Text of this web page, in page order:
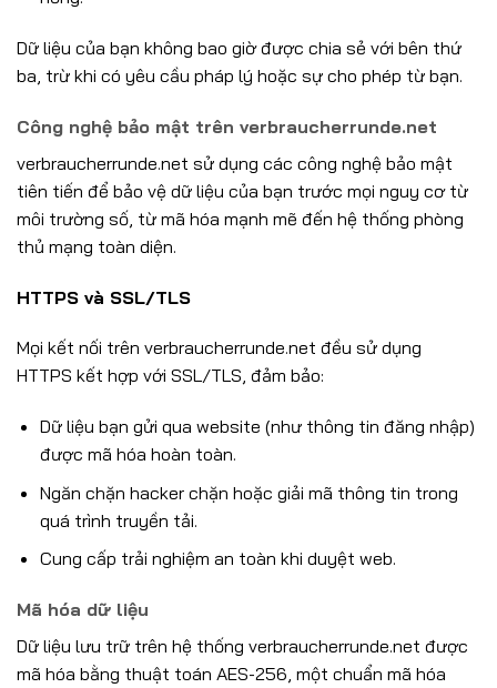
Dữ liệu của bạn không bao giờ được chia sẻ với bên thứ
ba, trừ khi có yêu cầu pháp lý hoặc sự cho phép từ bạn.
Công nghệ bảo mật trên verbraucherrunde.net
verbraucherrunde.net sử dụng các công nghệ bảo mật
tiên tiến để bảo vệ dữ liệu của bạn trước mọi nguy cơ từ
môi trường số, từ mã hóa mạnh mẽ đến hệ thống phòng
thủ mạng toàn diện.
HTTPS và SSL/TLS
Mọi kết nối trên verbraucherrunde.net đều sử dụng
HTTPS kết hợp với SSL/TLS, đảm bảo:
Dữ liệu bạn gửi qua website (như thông tin đăng nhập)
được mã hóa hoàn toàn.
Ngăn chặn hacker chặn hoặc giải mã thông tin trong
quá trình truyền tải.
Cung cấp trải nghiệm an toàn khi duyệt web.
Mã hóa dữ liệu
Dữ liệu lưu trữ trên hệ thống verbraucherrunde.net được
mã hóa bằng thuật toán AES-256, một chuẩn mã hóa